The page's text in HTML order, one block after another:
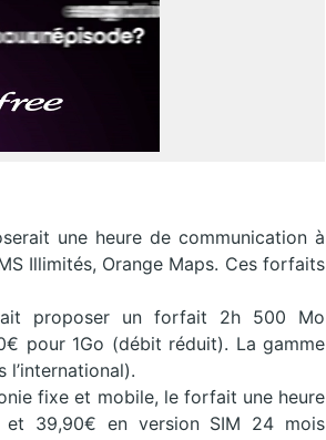
une heure de communication à
Illimités, Orange Maps. Ces forfaits
proposer un forfait 2h 500 Mo
pour 1Go (débit réduit). La gamme
fixe et mobile, le forfait une heure
39,90€ en version SIM 24 mois